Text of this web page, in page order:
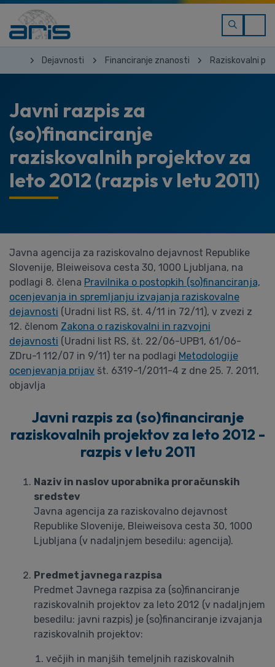
Dejavnosti Financiranje znanosti Raziskovalni
Javni razpis za
(so)financiranje
raziskovalnih projektov za
leto 2012 (razpis v letu 2011)
Javna agencija za raziskovalno dejavnost Republike
Slovenije, Bleiweisova cesta 30, 1000 Ljubljana, na
podlagi 8. člena Pravilnika o postopkih (so)financiranja,
ocenjevanja in spremljanju izvajanja raziskovalne
dejavnosti (Uradni list RS, št. 4/11 in 72/11), v zvezi z
12. členom Zakona o raziskovalni in razvojni
dejavnosti (Uradni list RS, št. 22/06-UPB1, 61/06-
ZDru-1 112/07 in 9/11) ter na podlagi Metodologije
ocenjevanja prijav št. 6319-1/2011-4 z dne 25. 7. 2011,
objavlja
Javni razpis za (so)financiranje
raziskovalnih projektov za leto 2012 -
razpis v letu 2011
Naziv in naslov uporabnika proračunskih
sredstev
Javna agencija za raziskovalno dejavnost
Republike Slovenije, Bleiweisova cesta 30, 1000
Ljubljana (v nadaljnjem besedilu: agencija).
Predmet javnega razpisa
Predmet Javnega razpisa za (so)financiranje
raziskovalnih projektov za leto 2012 (v nadaljnjem
besedilu: javni razpis) je (so)financiranje izvajanja
raziskovalnih projektov:
večjih in manjših temeljnih raziskovalnih